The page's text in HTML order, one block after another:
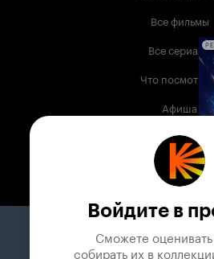
Все фильмы
Все сериалы
Что
Афиша
Музыка
Телепрограмма
Служба
Войдите в
Сможете
собирать их в